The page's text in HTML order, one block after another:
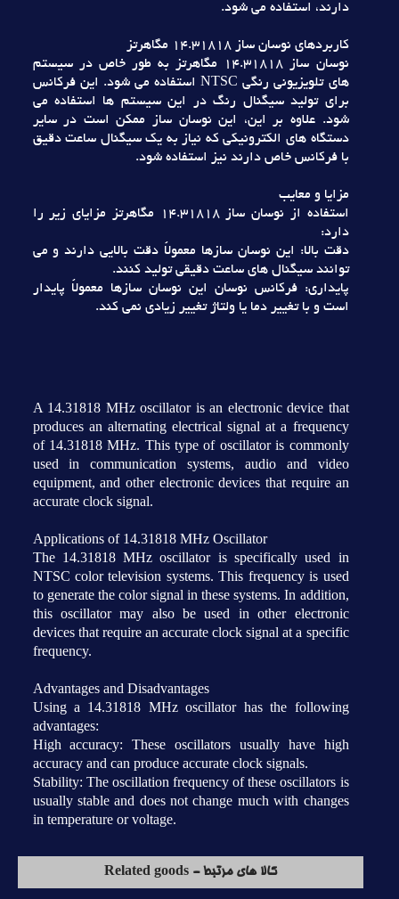
دارند، استفاده مي شود.
کاربردهاي نوسان ساز 14.31818 مگاهرتز
نوسان ساز 14.31818 مگاهرتز به طور خاص در سيستم
هاي تلويزيوني رنگي NTSC استفاده مي شود. اين فرکانس
براي توليد سيگنال رنگ در اين سيستم ها استفاده مي
شود. علاوه بر اين، اين نوسان ساز ممکن است در ساير
دستگاه هاي الکترونيکي که نياز به يک سيگنال ساعت دقيق
با فرکانس خاص دارند نيز استفاده شود.
مزايا و معايب
استفاده از نوسان ساز 14.31818 مگاهرتز مزاياي زير را
دارد:
دقت بالا: اين نوسان سازها معمولاً دقت بالايي دارند و مي
توانند سيگنال هاي ساعت دقيقي توليد کنند.
پايداري: فرکانس نوسان اين نوسان سازها معمولاً پايدار
است و با تغيير دما يا ولتاژ تغيير زيادي نمي کند.
A 14.31818 MHz oscillator is an electronic device that
produces an alternating electrical signal at a frequency
of 14.31818 MHz. This type of oscillator is commonly
used in communication systems, audio and video
equipment, and other electronic devices that require an
accurate clock signal.
Applications of 14.31818 MHz Oscillator
The 14.31818 MHz oscillator is specifically used in
NTSC color television systems. This frequency is used
to generate the color signal in these systems. In addition,
this oscillator may also be used in other electronic
devices that require an accurate clock signal at a specific
frequency.
Advantages and Disadvantages
Using a 14.31818 MHz oscillator has the following
advantages:
High accuracy: These oscillators usually have high
accuracy and can produce accurate clock signals.
Stability: The oscillation frequency of these oscillators is
usually stable and does not change much with changes
in temperature or voltage.
کالا های مرتبط - Related goods